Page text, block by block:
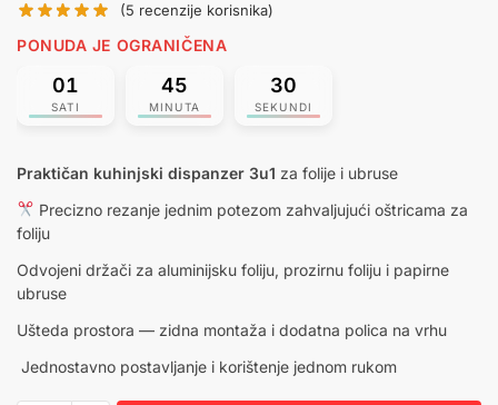
(5 recenzije korisnika)
PONUDA JE OGRANIČENA
01
SATI
45
MINUTA
30
SEKUNDI
Praktičan kuhinjski dispanzer 3u1 za folije i ubruse
Precizno rezanje jednim potezom zahvaljujući oštricama za
foliju
Odvojeni držači za aluminijsku foliju, prozirnu foliju i papirne
ubruse
Ušteda prostora — zidna montaža i dodatna polica na vrhu
️ Jednostavno postavljanje i korištenje jednom rukom